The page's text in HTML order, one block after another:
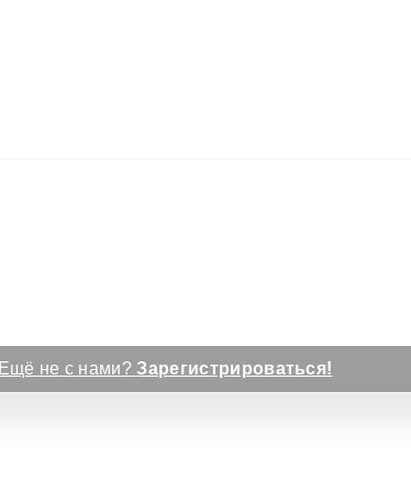
Ещё не с нами?Зарегистрироваться!